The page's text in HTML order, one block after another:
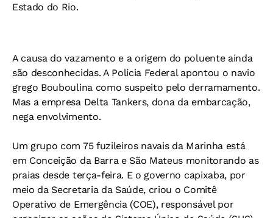
Estado do Rio.
A causa do vazamento e a origem do poluente ainda
são desconhecidas. A Polícia Federal apontou o navio
grego Bouboulina como suspeito pelo derramamento.
Mas a empresa Delta Tankers, dona da embarcação,
nega envolvimento.
Um grupo com 75 fuzileiros navais da Marinha está
em Conceição da Barra e São Mateus monitorando as
praias desde terça-feira. E o governo capixaba, por
meio da Secretaria da Saúde, criou o Comitê
Operativo de Emergência (COE), responsável por